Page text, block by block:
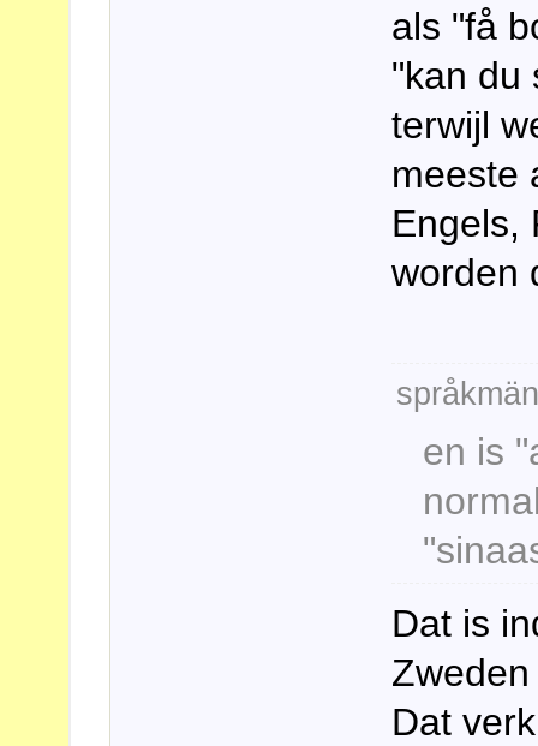
als "få
"kan du
terwijl
meeste
Engels,
worden
en is
Dat is
Dat